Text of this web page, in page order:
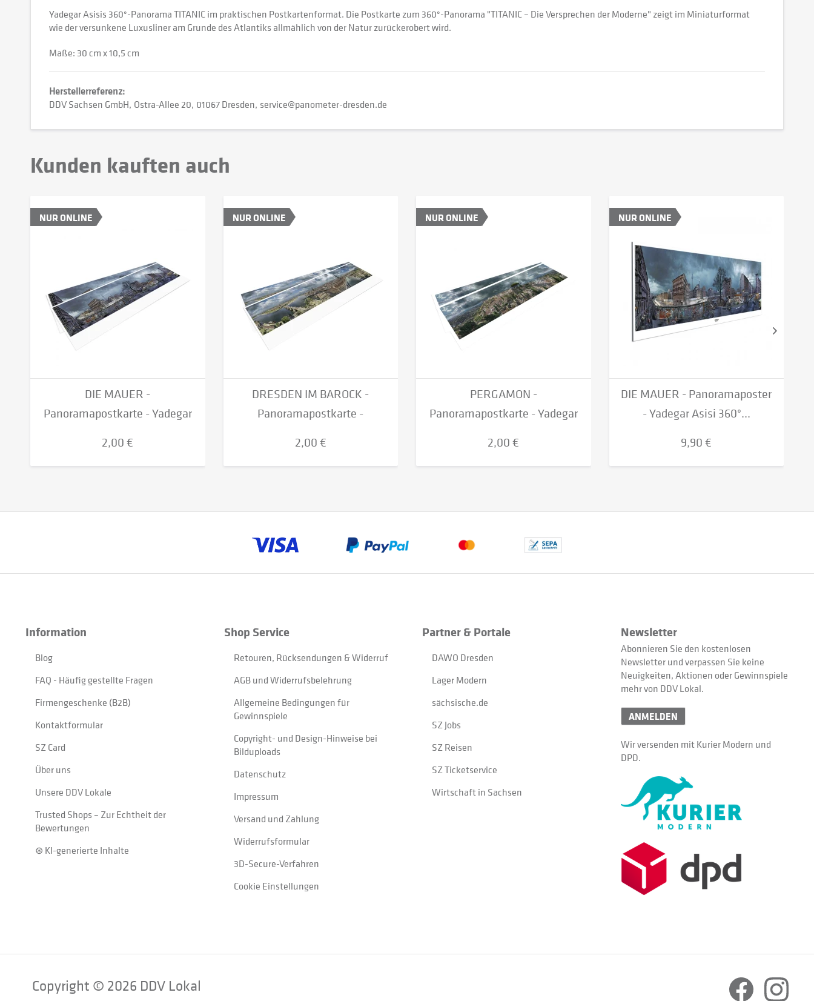
Yadegar Asisis 360°-Panorama TITANIC im praktischen Postkartenformat. Die Postkarte zum 360°-Panorama "TITANIC – Die Versprechen der Moderne" zeigt im Miniaturformat
wie der versunkene Luxusliner am Grunde des Atlantiks allmählich von der Natur zurückerobert wird.
Maße: 30 cm x 10,5 cm
Herstellerreferenz:
DDV Sachsen GmbH Ostra-Allee 20 01067 Dresden service@panometer-dresden.de
Kunden kauften auch
NUR ONLINE
DIE MAUER -
Panoramapostkarte - Yadegar
2,00 €
NUR ONLINE
DRESDEN IM BAROCK -
Panoramapostkarte -
2,00 €
NUR ONLINE
PERGAMON -
Panoramapostkarte - Yadegar
2,00 €
NUR ONLINE
DIE MAUER - Panoramaposter
- Yadegar Asisi 360°...
9,90 €
Information
Blog
FAQ - Häufig gestellte Fragen
Firmengeschenke (B2B)
Kontaktformular
SZ Card
Über uns
Unsere DDV Lokale
Trusted Shops – Zur Echtheit der
Bewertungen
⊛ KI-generierte Inhalte
Shop Service
Retouren, Rücksendungen & Widerruf
AGB und Widerrufsbelehrung
Allgemeine Bedingungen für
Gewinnspiele
Copyright- und Design-Hinweise bei
Bilduploads
Datenschutz
Impressum
Versand und Zahlung
Widerrufsformular
3D-Secure-Verfahren
Cookie Einstellungen
Partner & Portale
DAWO Dresden
Lager Modern
sächsische.de
SZ Jobs
SZ Reisen
SZ Ticketservice
Wirtschaft in Sachsen
Newsletter
Abonnieren Sie den kostenlosen
Newsletter und verpassen Sie keine
Neuigkeiten, Aktionen oder Gewinnspiele
mehr von DDV Lokal.
ANMELDEN
Wir versenden mit Kurier Modern und
DPD.
Copyright © 2026 DDV Lokal